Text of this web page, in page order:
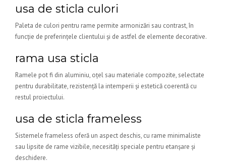
usa de sticla culori
Paleta de culori pentru rame permite armonizări sau contrast, în
funcție de preferințele clientului și de astfel de elemente decorative.
rama usa sticla
Ramele pot fi din aluminiu, oțel sau materiale compozite, selectate
pentru durabilitate, rezistență la intemperii și estetică coerentă cu
restul proiectului.
usa de sticla frameless
Sistemele frameless oferă un aspect deschis, cu rame minimaliste
sau lipsite de rame vizibile, necesități speciale pentru etanșare și
deschidere.